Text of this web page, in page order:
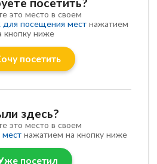
это место в своем
для посещения мест нажатием
кнопку ниже
посетить
здесь?
это место в своем
местнажатием на кнопку ниже
посетил